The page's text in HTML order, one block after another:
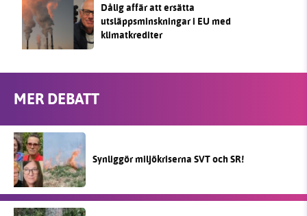
Dålig affär att ersätta
utsläppsminskningar i EU med
klimatkrediter
MER DEBATT
Synliggör miljökriserna SVT och SR!